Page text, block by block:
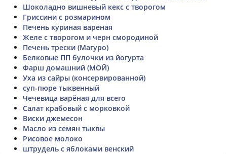
Шоколадно вишневый кекс с творогом
Гриссини с розмарином
Печень куриная вареная
Желе с творогом и черн смородиной
Печень трески (Магуро)
Белковые ПП булочки из йогурта
Фарш домашний (МОЙ)
Уха из сайры (консервированной)
суп-пюре тыквенный
Чечевица варёная для всего
Салат крабовый с морковкой
Виски джемесон
Масло из семян тыквы
Рисовое молоко
штрудель с яблоками венский